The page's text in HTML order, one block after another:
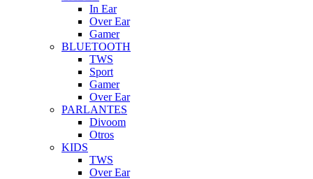
In Ear
Over Ear
Gamer
BLUETOOTH
TWS
Sport
Gamer
Over Ear
PARLANTES
Divoom
Otros
KIDS
TWS
Over Ear